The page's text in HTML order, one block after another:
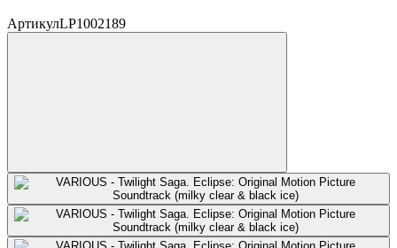
АртикулLP1002189